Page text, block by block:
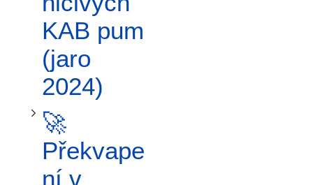
KAB pum
(jaro
2024)
🚀
Překvape
ní v